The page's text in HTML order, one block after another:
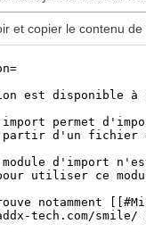
et copier le contenu de